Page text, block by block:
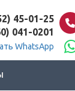
45-01-25
041-0201
WhatsApp